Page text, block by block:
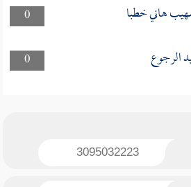
0
هاني خطبا
0
الرجوع
3095032223